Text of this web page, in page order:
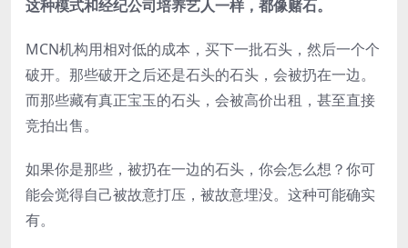
这种模式和经纪公司培养艺人一样，都像赌石。
MCN机构用相对低的成本，买下一批石头，然后一个个
破开。那些破开之后还是石头的石头，会被扔在一边。
而那些藏有真正宝玉的石头，会被高价出租，甚至直接
竞拍出售。
如果你是那些，被扔在一边的石头，你会怎么想？你可
能会觉得自己被故意打压，被故意埋没。这种可能确实
有。